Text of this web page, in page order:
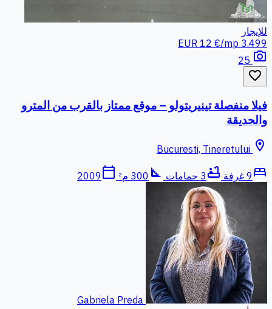
للإيجار
3.499 EUR
12 €/mp
photo_camera
favorite_border
فيلا منفصلة تينيريتولو – موقع ممتاز بالقرب من المترو
والحديقة
location_on
bed 9 غرفة bathtub 3 حمامات square_foot 300 م² calendar_today
2009
Gabriela Preda